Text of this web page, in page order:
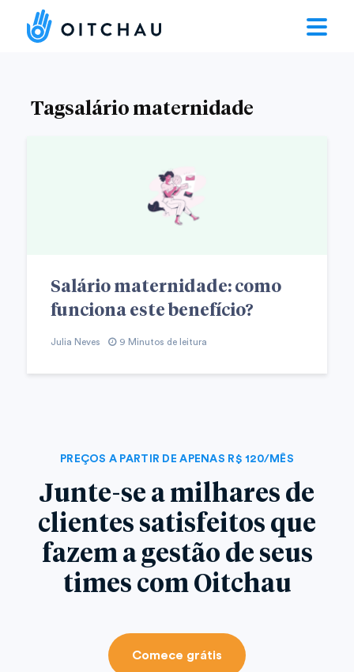
Tagsalário maternidade
Salário maternidade: como
funciona este benefício?
Julia Neves 9 Minutos de leitura
PREÇOS A PARTIR DE APENAS R$ 120/MÊS
Junte-se a milhares de
clientes satisfeitos que
fazem a gestão de seus
times com Oitchau
Comece grátis